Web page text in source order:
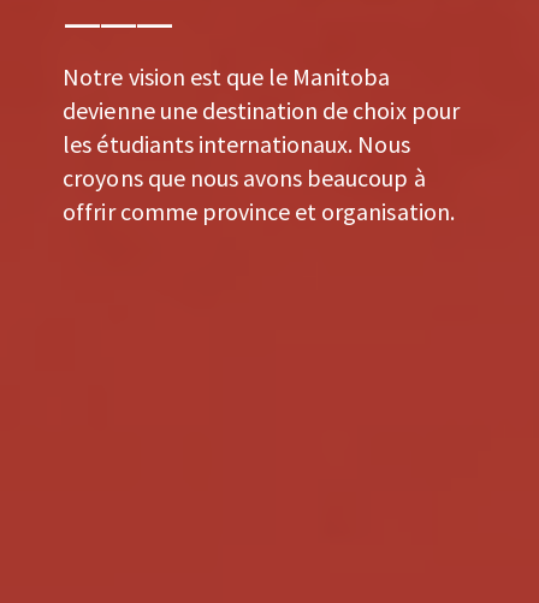
Notre vision est que le Manitoba
devienne une destination de choix pour
les étudiants internationaux. Nous
croyons que nous avons beaucoup à
offrir comme province et organisation.